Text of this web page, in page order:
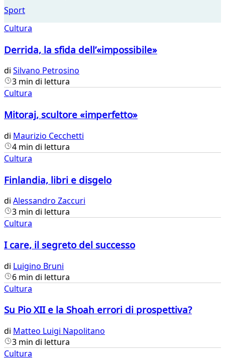
Sport
Cultura
Derrida, la sfida dell’«impossibile»
di Silvano Petrosino
3 min di lettura
Cultura
Mitoraj, scultore «imperfetto»
di Maurizio Cecchetti
4 min di lettura
Cultura
Finlandia, libri e disgelo
di Alessandro Zaccuri
3 min di lettura
Cultura
I care, il segreto del successo
di Luigino Bruni
6 min di lettura
Cultura
Su Pio XII e la Shoah errori di prospettiva?
di Matteo Luigi Napolitano
3 min di lettura
Cultura